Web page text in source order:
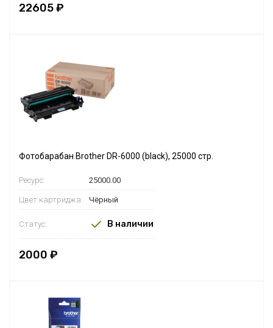
22605 ₽
Фотобарабан Brother DR-6000 (black), 25000 стр.
Ресурс: 25000.00
Цвет картриджа: Чёрный
Статус: В наличии
2000 ₽